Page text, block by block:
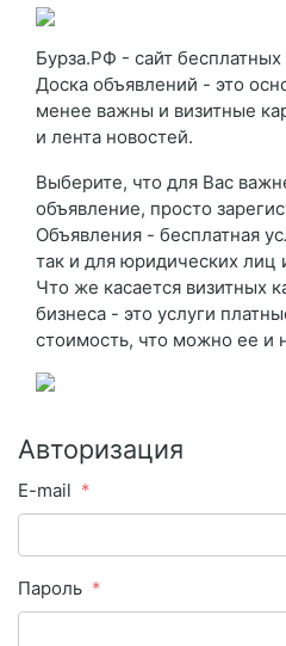
Бурза.РФ - сайт
Доска объявлений - это
менее важны и визитные
и лента новостей.
Выберите, что для Вас
объявление, просто
Объявления - бесплатная
так и для юридических лиц
Что же касается визитных
бизнеса - это услуги
стоимость, что можно ее и
Авторизация
E-mail
Пароль